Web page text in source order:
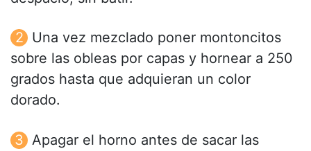
Una vez mezclado poner montoncitos
sobre las obleas por capas y hornear a 250
grados hasta que adquieran un color
dorado.
Apagar el horno antes de sacar las